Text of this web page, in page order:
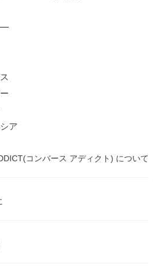
ア
コンバース アディクト) について